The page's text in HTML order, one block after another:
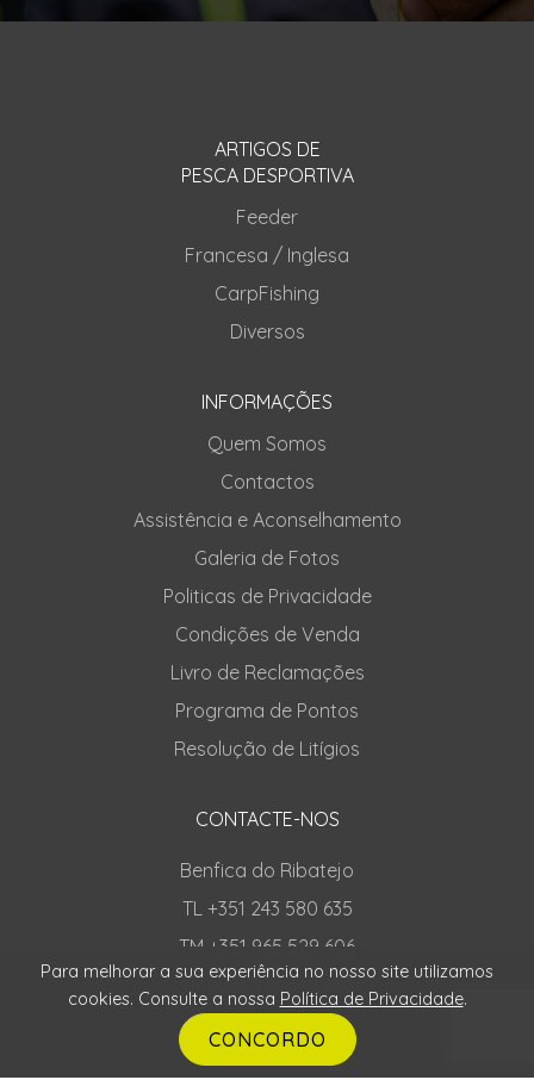
ARTIGOS DE
PESCA DESPORTIVA
Feeder
Francesa / Inglesa
CarpFishing
Diversos
INFORMAÇÕES
Quem Somos
Contactos
Assistência e Aconselhamento
Galeria de Fotos
Politicas de Privacidade
Condições de Venda
Livro de Reclamações
Programa de Pontos
Resolução de Litígios
CONTACTE-NOS
Benfica do Ribatejo
TL +351 243 580 635
TM +351 965 529 606
TM +351 924 348 482
Para melhorar a sua experiência no nosso site utilizamos
cookies. Consulte a nossa Política de Privacidade.
CONCORDO